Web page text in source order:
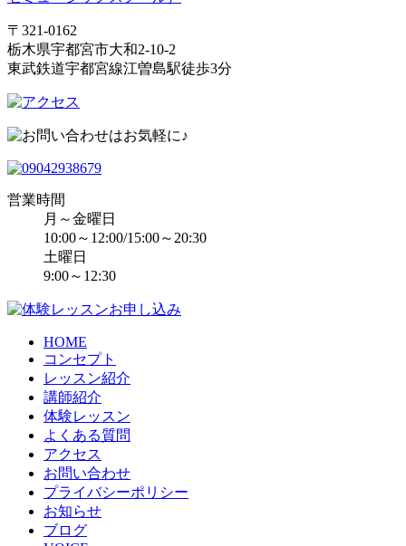
〒321-0162
栃木県宇都宮市大和2-10-2
東武鉄道宇都宮線江曽島駅徒歩3分
営業時間
月～金曜日
10:00～12:00/15:00～20:30
土曜日
9:00～12:30
HOME
コンセプト
レッスン紹介
講師紹介
体験レッスン
よくある質問
アクセス
お問い合わせ
プライバシーポリシー
お知らせ
ブログ